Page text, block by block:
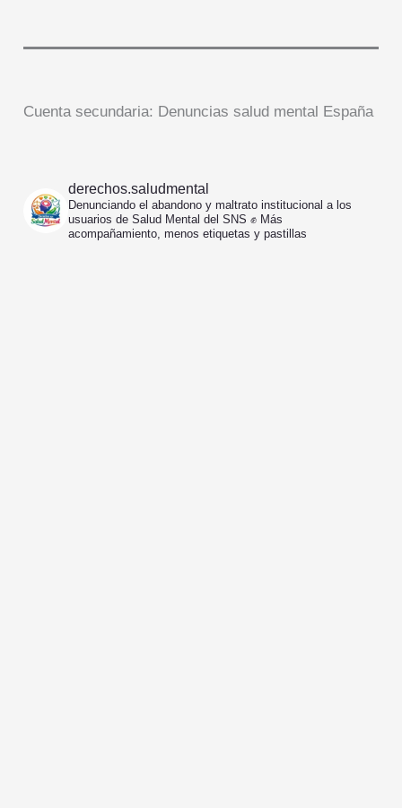
Cuenta secundaria: Denuncias salud mental España
derechos.saludmental
Denunciando el abandono y maltrato institucional a los
usuarios de Salud Mental del SNS ✊️ Más
acompañamiento, menos etiquetas y pastillas